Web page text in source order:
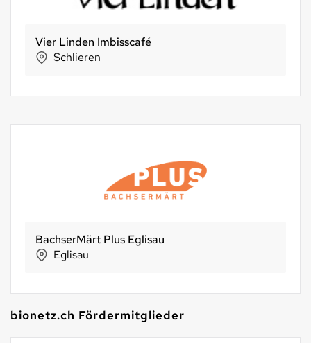
Vier Linden Imbisscafé
Schlieren
BachserMärt Plus Eglisau
Eglisau
bionetz.ch Fördermitglieder